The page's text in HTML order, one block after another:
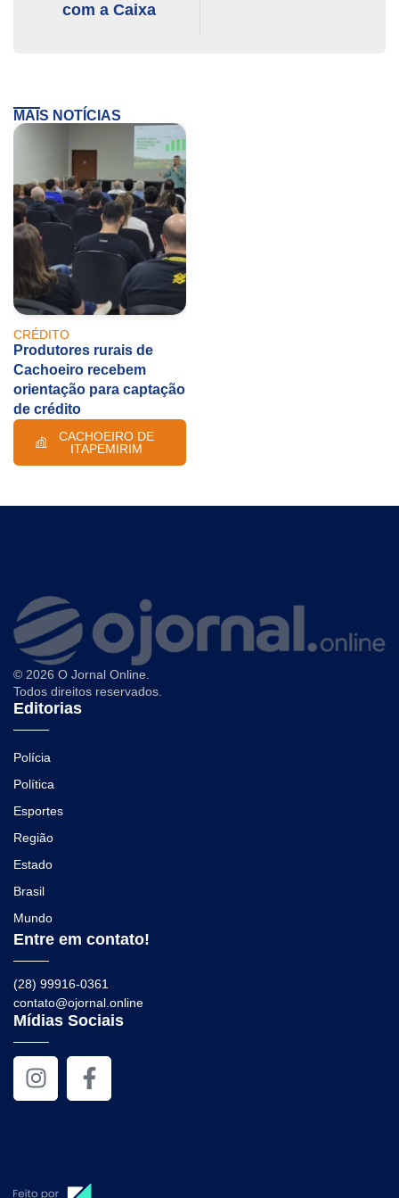
com a Caixa
MAIS NOTÍCIAS
CRÉDITO
Produtores rurais de
Cachoeiro recebem
orientação para captação
de crédito
CACHOEIRO DE
ITAPEMIRIM
© 2026 O Jornal Online.
Todos direitos reservados.
Editorias
Polícia
Política
Esportes
Região
Estado
Brasil
Mundo
Entre em contato!
(28) 99916-0361
contato@ojornal.online
Mídias Sociais